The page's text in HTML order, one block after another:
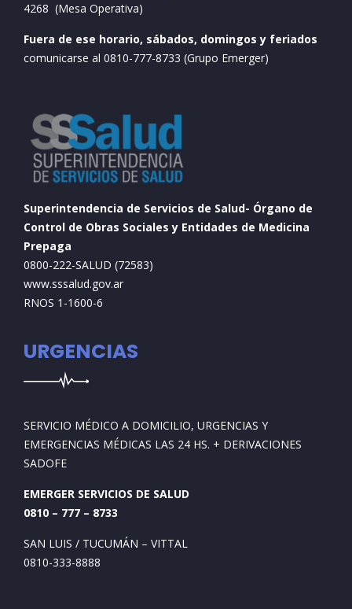
4268 (Mesa Operativa)
Fuera de ese horario, sábados, domingos y feriados
comunicarse al 0810-777-8733 (Grupo Emerger)
Superintendencia de Servicios de Salud- Órgano de
Control de Obras Sociales y Entidades de Medicina
Prepaga
0800-222-SALUD (72583)
www.sssalud.gov.ar
RNOS 1-1600-6
URGENCIAS
SERVICIO MÉDICO A DOMICILIO, URGENCIAS Y
EMERGENCIAS MÉDICAS LAS 24 HS. + DERIVACIONES
SADOFE
EMERGER SERVICIOS DE SALUD
0810 – 777 – 8733
SAN LUIS / TUCUMÁN – VITTAL
0810-333-8888